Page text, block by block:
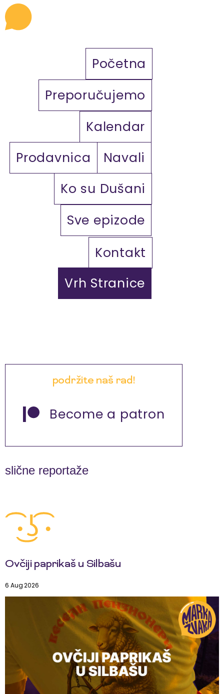
Početna
Preporučujemo
Kalendar
Prodavnica
Navali
Ko su Dušani
Sve epizode
Kontakt
Vrh Stranice
podržite naš rad!
Become a patron
slične reportaže
Ovčiji paprikaš u Silbašu
6 Aug 2026